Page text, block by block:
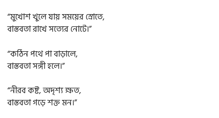
“মুখোশ খুলে যায় সময়ের স্রোতে,
বাস্তবতা রাখে সত্যের নোটে।”
“কঠিন পথে পা বাড়ালে,
বাস্তবতা সঙ্গী হলে।”
“নীরব কষ্ট, অদৃশ্য ক্ষত,
বাস্তবতা গড়ে শক্ত মন।”